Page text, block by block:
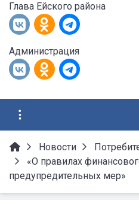
Глава Ейского района
Администрация
Новости
«О правилах
предупредительных мер»